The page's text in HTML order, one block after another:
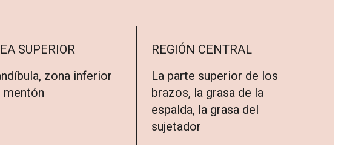
SUPERIOR
zona inferior
mentón
REGIÓN CENTRAL
La parte superior de los
brazos, la grasa de la
espalda, la grasa del
sujetador